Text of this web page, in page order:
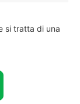
si tratta di una